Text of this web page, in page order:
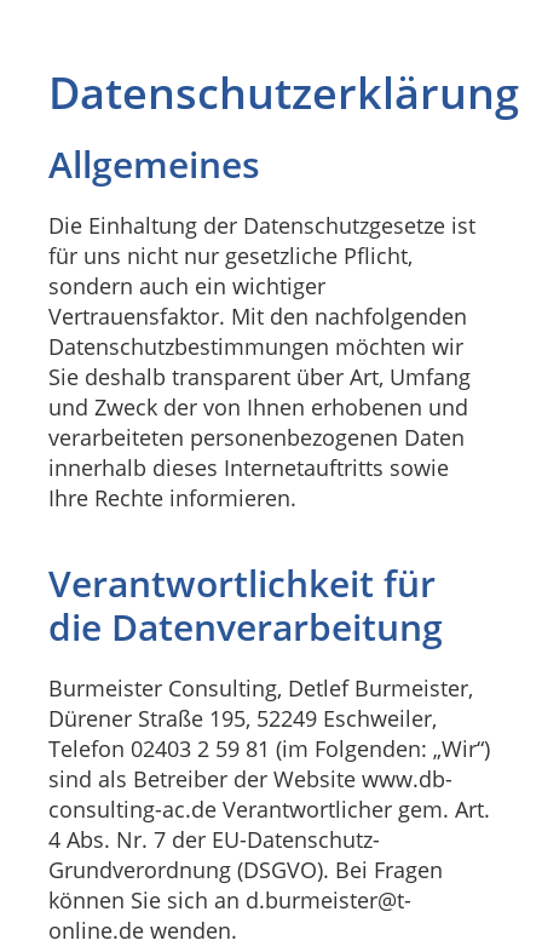
Datenschutzerklärung
Allgemeines
Die Einhaltung der Datenschutzgesetze ist
für uns nicht nur gesetzliche Pflicht,
sondern auch ein wichtiger
Vertrauensfaktor. Mit den nachfolgenden
Datenschutzbestimmungen möchten wir
Sie deshalb transparent über Art, Umfang
und Zweck der von Ihnen erhobenen und
verarbeiteten personenbezogenen Daten
innerhalb dieses Internetauftritts sowie
Ihre Rechte informieren.
Verantwortlichkeit für
die Datenverarbeitung
Burmeister Consulting, Detlef Burmeister,
Dürener Straße 195, 52249 Eschweiler,
Telefon 02403 2 59 81 (im Folgenden: „Wir“)
sind als Betreiber der Website www.db-
consulting-ac.de Verantwortlicher gem. Art.
4 Abs. Nr. 7 der EU-Datenschutz-
Grundverordnung (DSGVO). Bei Fragen
können Sie sich an d.burmeister@t-
online.de wenden.